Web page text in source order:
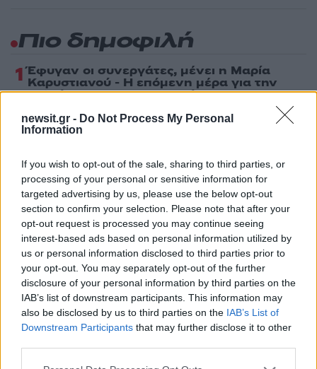
newsit.gr - Do Not Process My Personal
Information
If you wish to opt-out of the sale, sharing to third parties, or
processing of your personal or sensitive information for
targeted advertising by us, please use the below opt-out
section to confirm your selection. Please note that after your
opt-out request is processed you may continue seeing
interest-based ads based on personal information utilized by
us or personal information disclosed to third parties prior to
your opt-out. You may separately opt-out of the further
disclosure of your personal information by third parties on the
IAB’s list of downstream participants. This information may
also be disclosed by us to third parties on the IAB’s List of
Downstream Participants that may further disclose it to other
Please note that this website/app uses one or more Google
Πιο δημοφιλή
1 Έφυγαν οι συνεργάτες, μένει η Μαρία
Καρυστιανού - Η επόμενη μέρα για την
«Ελπίδα για τη Δημοκρατία»
2Σαμοθράκη: «Μαμά νόμιζες ότι δε θα σε
ξαναδώ;» – Τα πρώτα λόγια του 22χρονου
3Ψάθα: «Δεν υπήρξε τεχνικό πρόβλημα με
τα δύο ελικόπτερα» κατέθεσαν ο Βρετανός
χειριστής και ο Έλληνας διερμηνέας
4Mirror: Οι φωτιές στην Αιγιάλεια έκαναν
στάχτη το όνειρο οικογένειας από τη
Βρετανία για μια νέα ζωή στην
Πελοπόννησο – «Δεν χάσαμε μόνο ένα
σπίτι»
5«Βαριά καμπάνα» στον 27χρονο τράπερ
που έτρεχε με 182 χιλιόμετρα την ώρα σε
δρόμο με όριο τα 80